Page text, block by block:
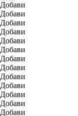
Добави
Добави
Добави
Добави
Добави
Добави
Добави
Добави
Добави
Добави
Добави
Добави
Добави